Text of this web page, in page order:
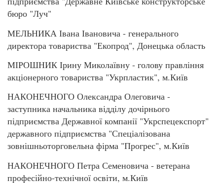
бюро "Луч"
МЕЛЬНИКА Івана Івановича - генерального
директора товариства "Екопрод", Донецька область
МІРОШНИК Ірину Миколаївну - голову правління
акціонерного товариства "Укрпластик", м.Київ
НАКОНЕЧНОГО Олександра Олеговича -
заступника начальника відділу дочірнього
підприємства Державної компанії "Укрспецекспорт"
державного підприємства "Спеціалізована
зовнішньоторговельна фірма "Прогрес", м.Київ
НАКОНЕЧНОГО Петра Семеновича - ветерана
професійно-технічної освіти, м.Київ